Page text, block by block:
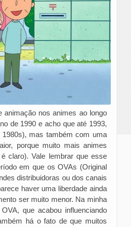
animação nos animes ao longo
de 1990 e acho que até 1993,
mas também com uma
porque muito mais animes
claro). Vale lembrar que esse
em que os OVAs (Original
distribuidoras ou dos canais
haver uma liberdade ainda
ser muito menor. Na minha
que acabou influenciando
há o fato de que muitos